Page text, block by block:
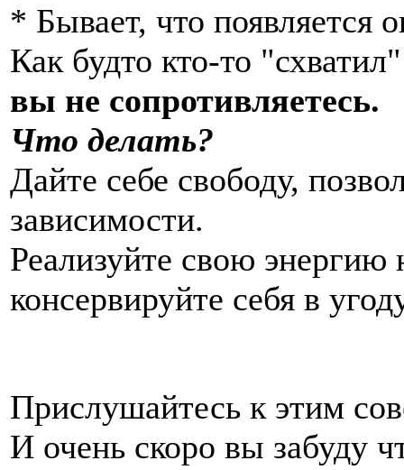
* Бывает, что появляется
Как будто кто-то
вы не сопротивляетесь.
Что делать?
Дайте себе свободу,
зависимости.
Реализуйте свою энергию
консервируйте себя в
Прислушайтесь к этим
И очень скоро вы забуду